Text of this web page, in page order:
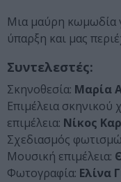
Μια μαύρη κωμωδία
ύπαρξη και μας
Συντελεστές:
Σκηνοθεσία: Μαρία
Επιμέλεια
επιμέλεια: Νίκος
Σχεδιασμός
Μουσική επιμέλεια:
Φωτογραφία: Ελίνα